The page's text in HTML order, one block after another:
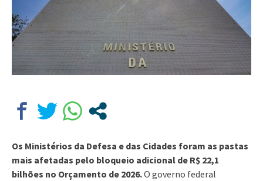
Os Ministérios da Defesa e das Cidades foram as pastas
mais afetadas pelo bloqueio adicional de R$ 22,1
bilhões no Orçamento de 2026.O governo federal